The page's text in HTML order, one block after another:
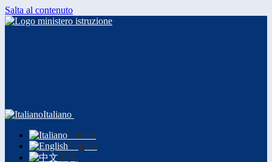
Salta al contenuto
Italiano
Italiano
English
中文